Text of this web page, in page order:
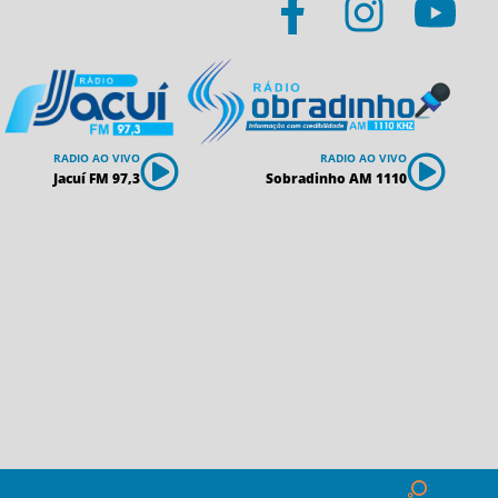
RADIO AO VIVO
Jacuí FM 97,3
RADIO AO VIVO
Sobradinho AM 1110